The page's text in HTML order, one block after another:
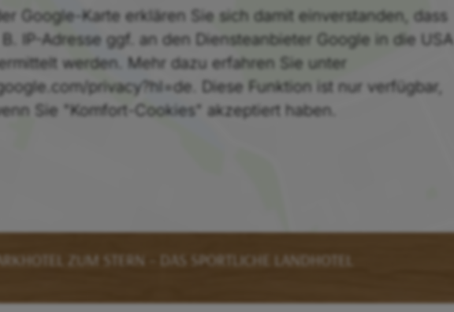
Google-Karte erklären Sie sich damit einverstanden, dass
IP-Adresse ggf. an den Diensteanbieter Google in die USA
werden. Mehr dazu erfahren Sie unter
privacy?hl=de. Diese Funktion ist nur verfügbar,
Sie "Komfort-Cookies" akzeptiert haben.
ZUM STERN – DAS SPORTLICHE LANDHOTEL